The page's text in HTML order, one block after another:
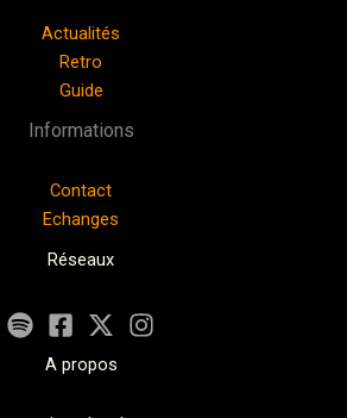
Actualités
Retro
Guide
Informations
Contact
Echanges
Réseaux
A propos